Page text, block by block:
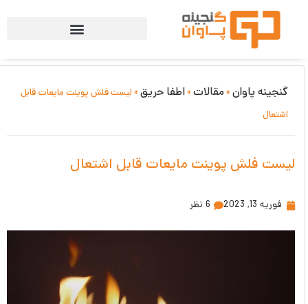
»مقالات»اطفا حریق»لیست فلش پوینت مایعات قابل
پوینت مایعات قابل اشتعال
6 نظر